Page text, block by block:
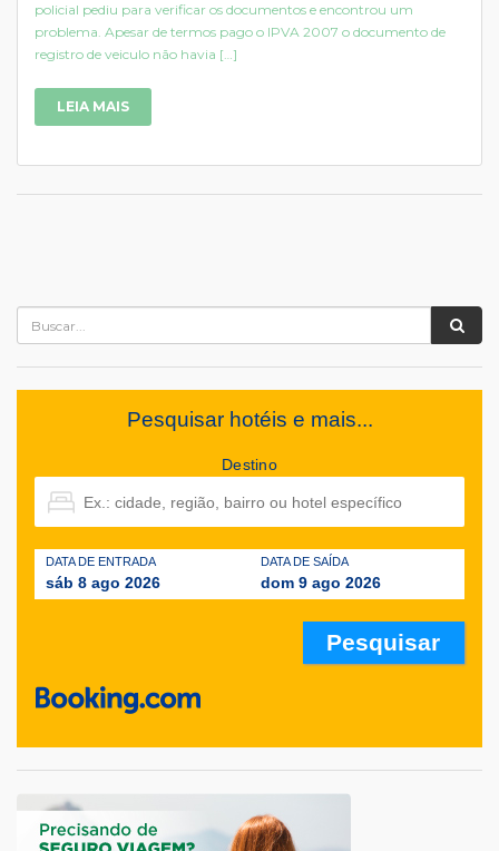
policial pediu para verificar os documentos e encontrou um
problema. Apesar de termos pago o IPVA 2007 o documento de
registro de veiculo não havia […]
LEIA MAIS
Pesquisar hotéis e mais...
Destino
DATA DE ENTRADA
sáb 8 ago 2026
DATA DE SAÍDA
dom 9 ago 2026